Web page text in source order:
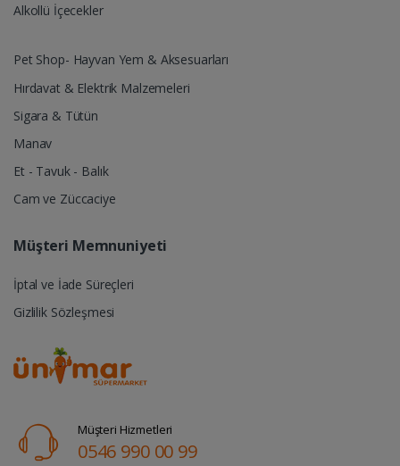
Alkollü İçecekler
Pet Shop- Hayvan Yem & Aksesuarları
Hırdavat & Elektrik Malzemeleri
Sigara & Tütün
Manav
Et - Tavuk - Balık
Cam ve Züccaciye
Müşteri Memnuniyeti
İptal ve İade Süreçleri
Gizlilik Sözleşmesi
Müşteri Hizmetleri
0546 990 00 99